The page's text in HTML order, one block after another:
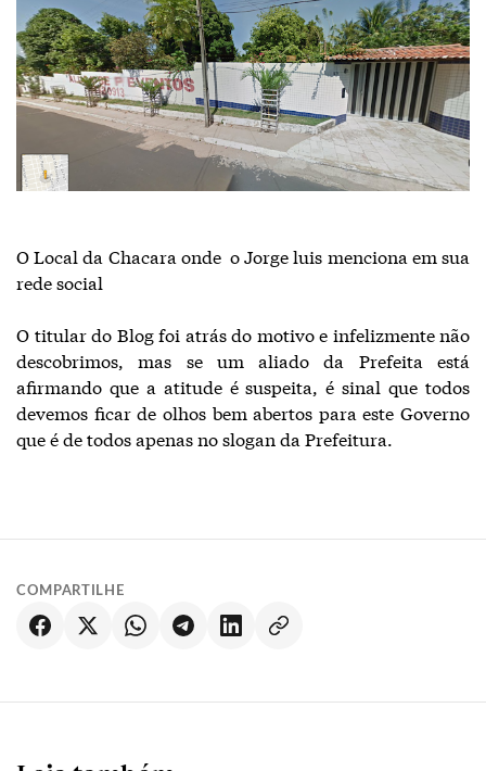
O Local da Chacara onde o Jorge luis menciona em sua
rede social
O titular do Blog foi atrás do motivo e infelizmente não
descobrimos, mas se um aliado da Prefeita está
afirmando que a atitude é suspeita, é sinal que todos
devemos ficar de olhos bem abertos para este Governo
que é de todos apenas no slogan da Prefeitura.
COMPARTILHE